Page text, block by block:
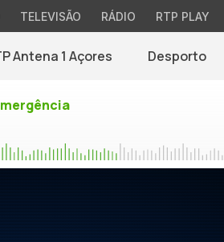
TELEVISÃO RÁDIO RTP PLAY
Antena 1 Açores Desporto